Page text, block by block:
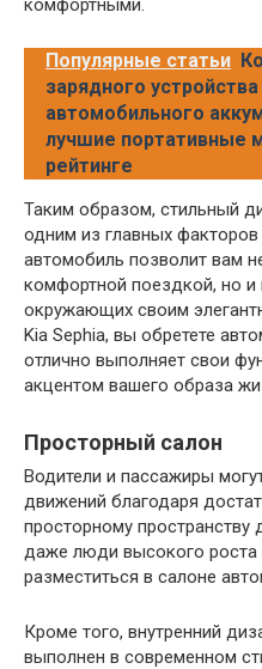
комфортными.
Популярные статьи
зарядного
автомобильного
лучшие портативные
рейтинге
Таким образом, стильный
одним из главных факторов
автомобиль позволит вам
комфортной поездкой, но
окружающих своим
Kia Sephia, вы обретете
отлично выполняет свои
акцентом вашего образа
Просторный салон
Водители и пассажиры
движений благодаря
просторному пространству
даже люди высокого роста
разместиться в салоне
Кроме того, внутренний
выполнен в современном